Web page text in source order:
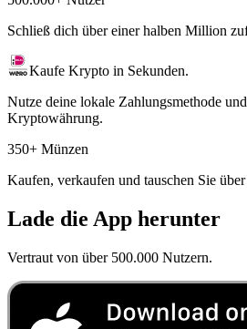
Schließ dich über einer halben Million
Kaufe Krypto in Sekunden.
Nutze deine lokale Zahlungsmethode
Kryptowährung.
350+ Münzen
Kaufen, verkaufen und tauschen Sie
Lade die App herunter
Vertraut von über 500.000 Nutzern.